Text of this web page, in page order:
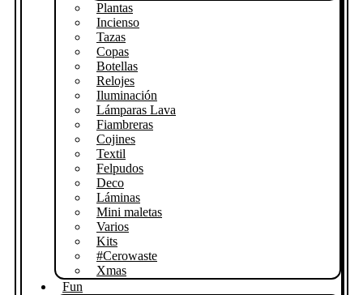
Plantas
Incienso
Tazas
Copas
Botellas
Relojes
Iluminación
Lámparas Lava
Fiambreras
Cojines
Textil
Felpudos
Deco
Láminas
Mini maletas
Varios
Kits
#Cerowaste
Xmas
Fun